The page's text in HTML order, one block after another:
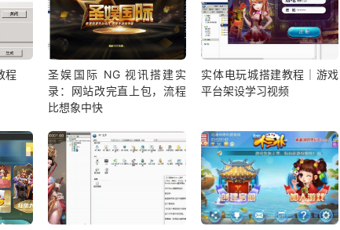
程
圣娱国际 NG 视讯搭建实
录：网站改完直上包，流程
比想象中快
实体电玩城搭建教程｜游戏
平台架设学习视频